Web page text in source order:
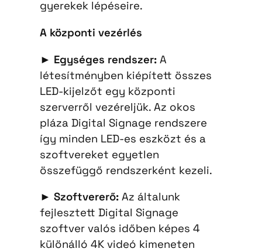
gyerekek lépéseire.
A központi vezérlés
► Egységes rendszer: A
létesítményben kiépített összes
LED-kijelzőt egy központi
szerverről vezéreljük. Az okos
pláza Digital Signage rendszere
így minden LED-es eszközt és a
szoftvereket egyetlen
összefüggő rendszerként kezeli.
► Szoftvererő: Az általunk
fejlesztett Digital Signage
szoftver valós időben képes 4
különálló 4K videó kimeneten